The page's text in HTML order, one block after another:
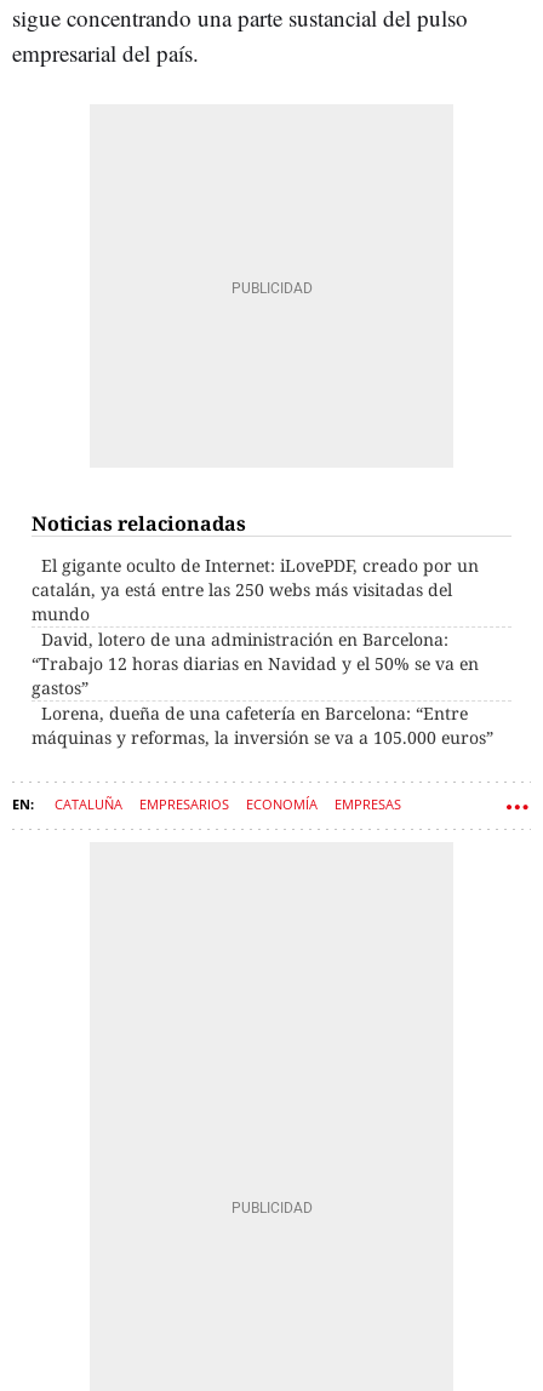
sigue concentrando una parte sustancial del pulso
empresarial del país.
Noticias relacionadas
El gigante oculto de Internet: iLovePDF, creado por un
catalán, ya está entre las 250 webs más visitadas del
mundo
David, lotero de una administración en Barcelona:
“Trabajo 12 horas diarias en Navidad y el 50% se va en
gastos”
Lorena, dueña de una cafetería en Barcelona: “Entre
máquinas y reformas, la inversión se va a 105.000 euros”
CATALUÑA EMPRESARIOS ECONOMÍA EMPRESAS